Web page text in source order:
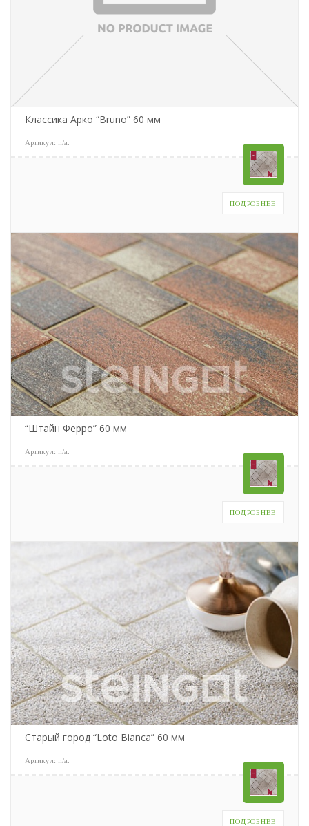
Классика Арко “Bruno” 60 мм
Артикул: n/a
ПОДРОБНЕЕ
“Штайн Ферро” 60 мм
Артикул: n/a
ПОДРОБНЕЕ
Старый город “Loto Bianca” 60 мм
Артикул: n/a
ПОДРОБНЕЕ